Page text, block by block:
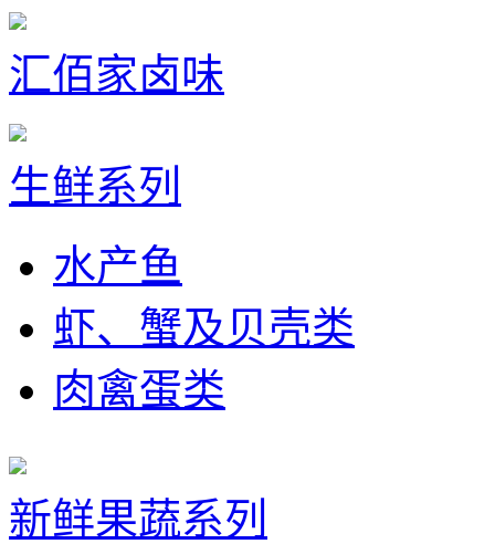
汇佰家卤味
生鲜系列
水产鱼
虾、蟹及贝壳类
肉禽蛋类
新鲜果蔬系列